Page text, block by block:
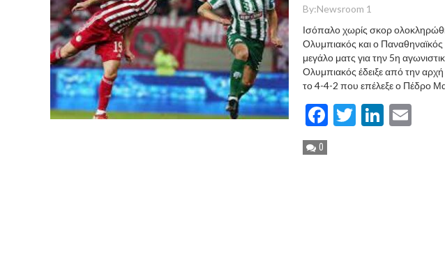
By:Newsroom 1
Ισόπαλο χωρίς σκορ
Ολυμπιακός και ο
μεγάλο ματς για την 5η
Ολυμπιακός έδειξε από την
το 4-4-2 που επέλεξε ο Πέδρο
Facebook
Twitter
0